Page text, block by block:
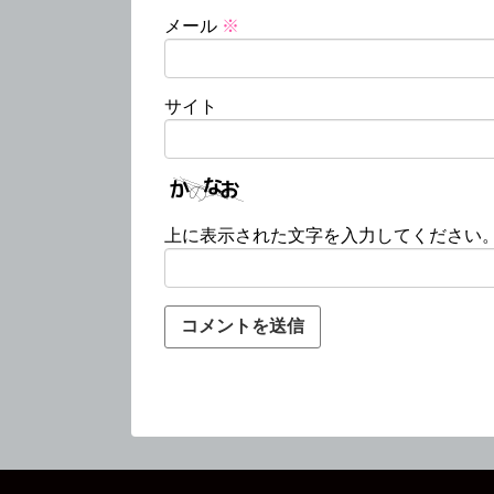
メール ※
サイト
上に表示された文字を入力してください